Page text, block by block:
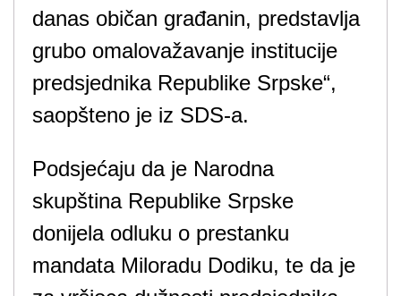
danas običan građanin, predstavlja
grubo omalovažavanje institucije
predsjednika Republike Srpske“,
saopšteno je iz SDS-a.
Podsjećaju da je Narodna
skupština Republike Srpske
donijela odluku o prestanku
mandata Miloradu Dodiku, te da je